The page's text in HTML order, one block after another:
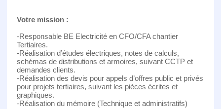
Votre mission :
-Responsable BE Electricité en CFO/CFA chantier
Tertiaires.
-Réalisation d’études électriques, notes de calculs,
schémas de distributions et armoires, suivant CCTP et
demandes clients.
-Réalisation des devis pour appels d’offres public et privés
pour projets tertiaires, suivant les pièces écrites et
graphiques.
-Réalisation du mémoire (Technique et administratifs)